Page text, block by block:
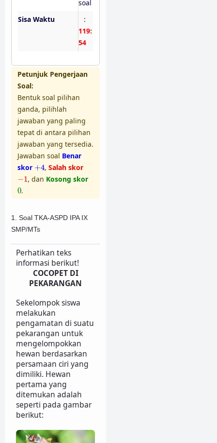
soal
Sisa Waktu
:
119:
53
Petunjuk Pengerjaan
Soal:
Bentuk soal pilihan
ganda, pilihlah
jawaban yang paling
tepat di antara pilihan
jawaban yang tersedia.
Jawaban soal Benar
skor +4
+ 4, Salah skor
−1
1 , dan Kosong skor
0
0.
1. Soal TKA-ASPD IPA IX
SMP/MTs
Perhatikan teks
informasi berikut!
COCOPET DI
PEKARANGAN
Sekelompok siswa
melakukan
pengamatan di suatu
pekarangan untuk
mengelompokkan
hewan berdasarkan
persamaan ciri yang
dimiliki. Hewan
pertama yang
ditemukan adalah
seperti pada gambar
berikut: